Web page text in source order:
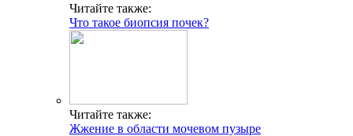
Читайте также:
Что такое биопсия почек?
Читайте также:
Жжение в области мочевом пузыре